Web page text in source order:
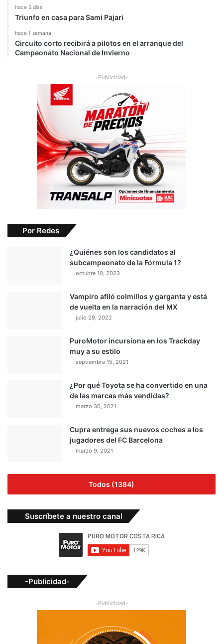
hace 5 días
Triunfo en casa para Sami Pajari
hace 1 semana
Circuito corto recibirá a pilotos en el arranque del
Campeonato Nacional de Invierno
-Publicidad-
Por Redes
¿Quiénes son los candidatos al
subcampeonato de la Fórmula 1?
octubre 10, 2023
Vampiro afiló colmillos y garganta y está
de vuelta en la narración del MX
julio 29, 2022
PuroMotor incursiona en los Trackday
muy a su estilo
septiembre 15, 2021
¿Por qué Toyota se ha convertido en una
de las marcas más vendidas?
marzo 30, 2021
Cupra entrega sus nuevos coches a los
jugadores del FC Barcelona
marzo 9, 2021
Todos (1384)
Suscríbete a nuestro canal
-Publicidad-
-Publicidad-